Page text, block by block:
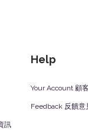
Help
訊
Your Account 顧
Feedback 反饋意